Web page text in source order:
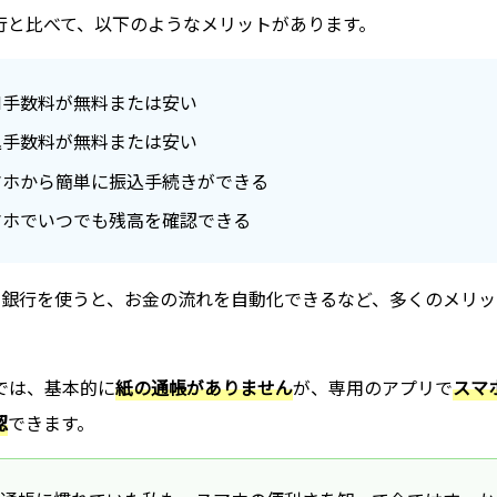
比べて、以下のようなメリットがあります。
数料が無料または安い
数料が無料または安い
から簡単に振込手続きができる
でいつでも残高を確認できる
行を使うと、お金の流れを自動化できるなど、多くのメリ
は、基本的に紙の通帳がありませんが、専用のアプリでスマ
できます。